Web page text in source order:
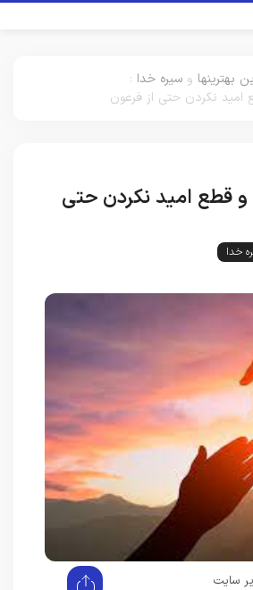
بهترینها و سیره خدا :
امید نکردن حتی از فرعون
و قطع امید نکردن حتی
خدا
سایت